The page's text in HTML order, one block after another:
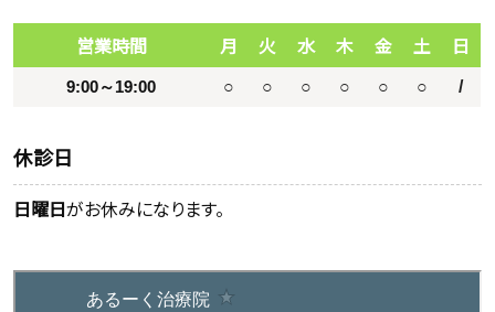
営業時間 月 火 水 木 金 土 日
9:00～19:00 ○ ○ ○ ○ ○ ○ /
休診日
日曜日がお休みになります。